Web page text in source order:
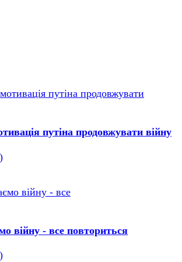
путіна продовжувати війну
війну - все повториться